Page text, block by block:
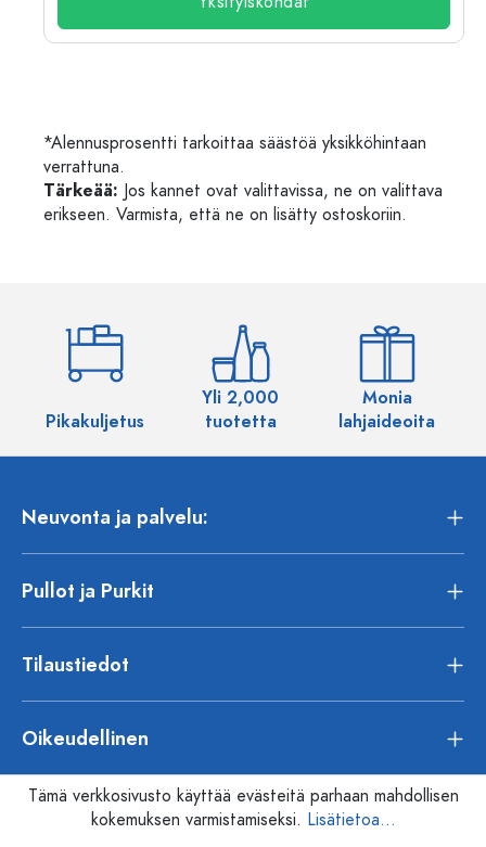
*Alennusprosentti tarkoittaa säästöä yksikköhintaan
verrattuna.
Tärkeää: Jos kannet ovat valittavissa, ne on valittava
erikseen. Varmista, että ne on lisätty ostoskoriin.
Pikakuljetus
Yli 2,000
tuotetta
Monia
lahjaideoita
Neuvonta ja palvelu:
Pullot ja Purkit
Tilaustiedot
Oikeudellinen
Tämä verkkosivusto käyttää evästeitä parhaan mahdollisen
kokemuksen varmistamiseksi. Lisätietoa...